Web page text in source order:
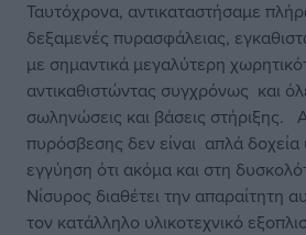
Ταυτόχρονα, αντικαταστήσαμε
δεξαμενές πυρασφάλειας,
με σημαντικά μεγαλύτερη
αντικαθιστώντας συγχρόνως και
σωληνώσεις και βάσεις στήριξης.
πυρόσβεσης δεν είναι απλά δοχεία
εγγύηση ότι ακόμα και στη
Νίσυρος διαθέτει την απαραίτητη
τον κατάλληλο υλικοτεχνικό